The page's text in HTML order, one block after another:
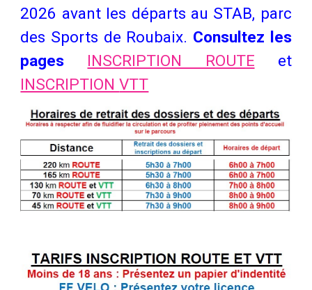
2026 avant les départs au STAB, parc
des Sports de Roubaix. Consultez les
pages
INSCRIPTION ROUTE et
INSCRIPTIONVTT